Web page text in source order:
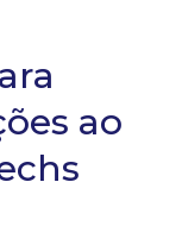
ao